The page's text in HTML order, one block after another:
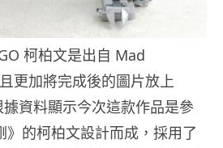
柯柏文是出自 Mad
更加將完成後的圖片放上
資料顯示今次這款作品是參
》的柯柏文設計而成，採用了